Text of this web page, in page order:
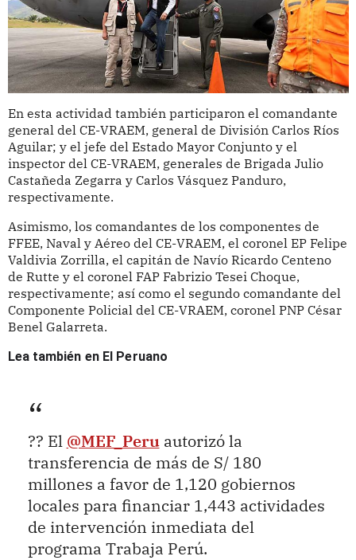
En esta actividad también participaron el comandante
general del CE-VRAEM, general de División Carlos Ríos
Aguilar; y el jefe del Estado Mayor Conjunto y el
inspector del CE-VRAEM, generales de Brigada Julio
Castañeda Zegarra y Carlos Vásquez Panduro,
respectivamente.
Asimismo, los comandantes de los componentes de
FFEE, Naval y Aéreo del CE-VRAEM, el coronel EP Felipe
Valdivia Zorrilla, el capitán de Navío Ricardo Centeno
de Rutte y el coronel FAP Fabrizio Tesei Choque,
respectivamente; así como el segundo comandante del
Componente Policial del CE-VRAEM, coronel PNP César
Benel Galarreta.
Lea también en El Peruano
?? El @MEF_Peruautorizó la
transferencia de más de S/ 180
millones a favor de 1,120 gobiernos
locales para financiar 1,443 actividades
de intervención inmediata del
programa Trabaja Perú.